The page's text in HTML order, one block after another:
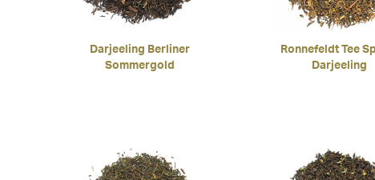
Darjeeling Berliner
Sommergold
Ronnefeldt Tee
Darjeeling